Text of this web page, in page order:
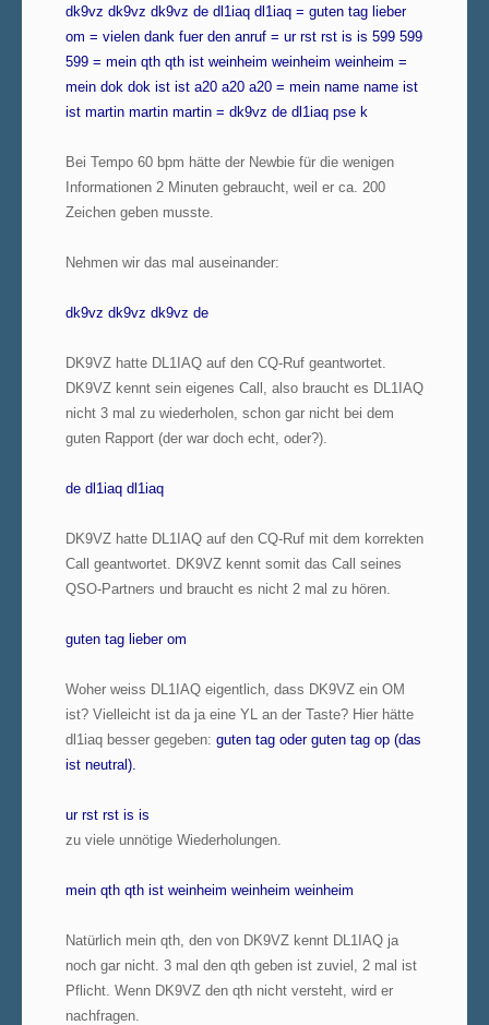
dk9vz dk9vz dk9vz de dl1iaq dl1iaq = guten tag lieber
om = vielen dank fuer den anruf = ur rst rst is is 599 599
599 = mein qth qth ist weinheim weinheim weinheim =
mein dok dok ist ist a20 a20 a20 = mein name name ist
ist martin martin martin = dk9vz de dl1iaq pse k
Bei Tempo 60 bpm hätte der Newbie für die wenigen
Informationen 2 Minuten gebraucht, weil er ca. 200
Zeichen geben musste.
Nehmen wir das mal auseinander:
dk9vz dk9vz dk9vz de
DK9VZ hatte DL1IAQ auf den CQ-Ruf geantwortet.
DK9VZ kennt sein eigenes Call, also braucht es DL1IAQ
nicht 3 mal zu wiederholen, schon gar nicht bei dem
guten Rapport (der war doch echt, oder?).
de dl1iaq dl1iaq
DK9VZ hatte DL1IAQ auf den CQ-Ruf mit dem korrekten
Call geantwortet. DK9VZ kennt somit das Call seines
QSO-Partners und braucht es nicht 2 mal zu hören.
guten tag lieber om
Woher weiss DL1IAQ eigentlich, dass DK9VZ ein OM
ist? Vielleicht ist da ja eine YL an der Taste? Hier hätte
dl1iaq besser gegeben: guten tag oder guten tag op (das
ist neutral).
ur rst rst is is
zu viele unnötige Wiederholungen.
mein qth qth ist weinheim weinheim weinheim
Natürlich mein qth, den von DK9VZ kennt DL1IAQ ja
noch gar nicht. 3 mal den qth geben ist zuviel, 2 mal ist
Pflicht. Wenn DK9VZ den qth nicht versteht, wird er
nachfragen.